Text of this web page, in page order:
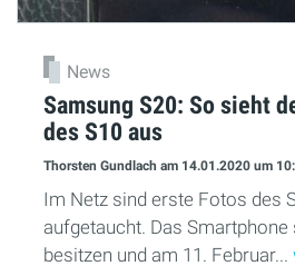
News
Samsung S20: So sieht
des S10 aus
Thorsten Gundlach am 14.01.2020 um
Im Netz sind erste Fotos des
aufgetaucht. Das
besitzen und am 11. Februar...